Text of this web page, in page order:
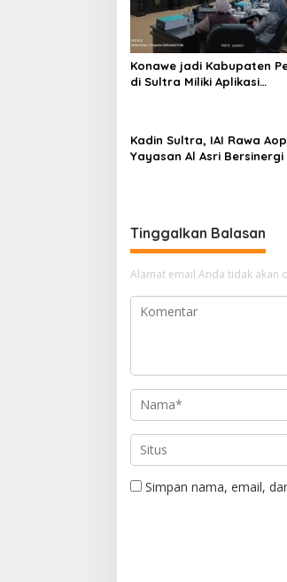
p
o
s
Konawe jadi Kabupaten
di Sultra Miliki Aplikasi
Kadin Sultra, IAI Rawa
Yayasan Al Asri Bersinergi
Tinggalkan Balasan
Alamat email Anda tidak akan
Simpan nama, email,